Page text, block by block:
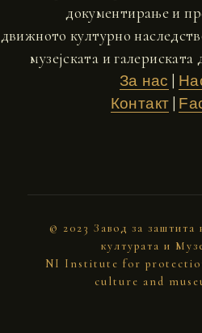
документирање и
движното културно
музејската и галериската
За нас
Контакт
© 2023 Завод за заштита
културата и
NI Institute for
culture and